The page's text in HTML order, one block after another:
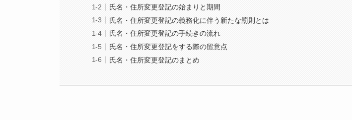
氏名・住所変更登記の始まりと期間
氏名・住所変更登記の義務化に伴う新たな罰則とは
氏名・住所変更登記の手続きの流れ
氏名・住所変更登記をする際の留意点
氏名・住所変更登記のまとめ